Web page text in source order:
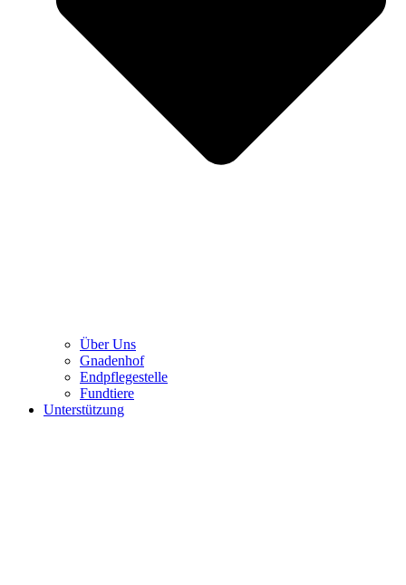
Über Uns
Gnadenhof
Endpflegestelle
Fundtiere
Unterstützung